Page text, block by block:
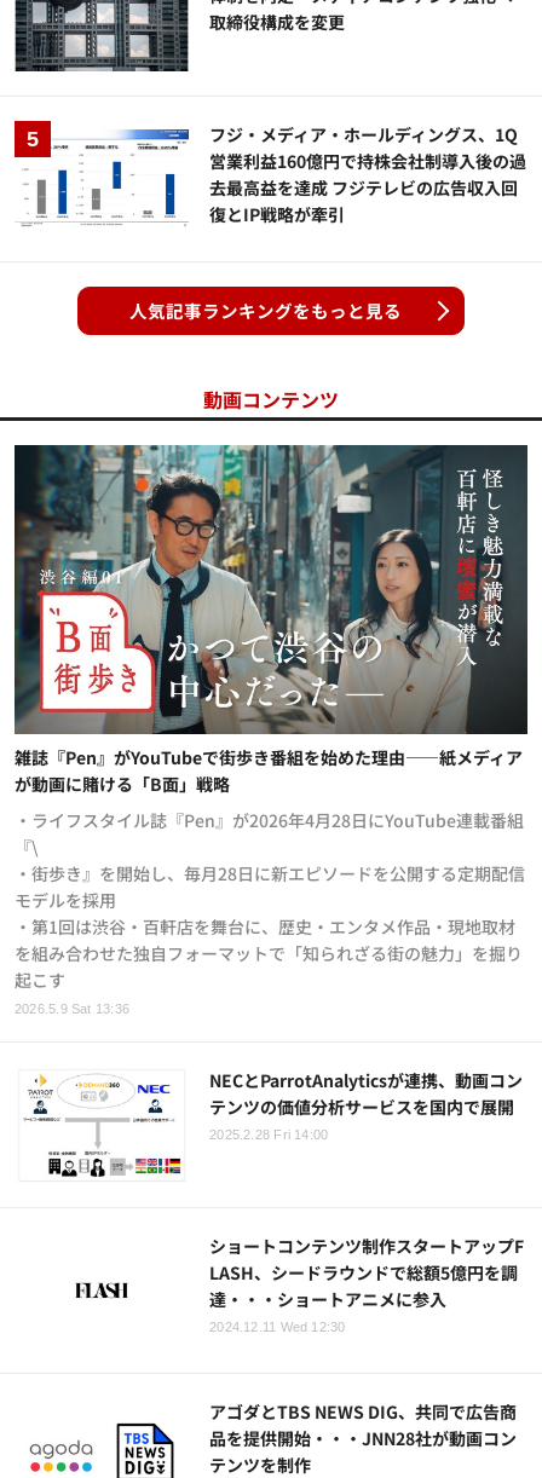
取締役構成を変更
フジ・メディア・ホールディングス、1Q
営業利益160億円で持株会社制導入後の過
去最高益を達成 フジテレビの広告収入回
復とIP戦略が牽引
人気記事ランキングをもっと見る
動画コンテンツ
2026.5.9 Sat 13:36
雑誌『Pen』がYouTubeで街歩き番組を始めた理由——紙メディア
が動画に賭ける「B面」戦略
・ライフスタイル誌『Pen』が2026年4月28日にYouTube連載番組
『\
・街歩き』を開始し、毎月28日に新エピソードを公開する定期配信
モデルを採用
・第1回は渋谷・百軒店を舞台に、歴史・エンタメ作品・現地取材
を組み合わせた独自フォーマットで「知られざる街の魅力」を掘り
起こす
NECとParrotAnalyticsが連携、動画コン
テンツの価値分析サービスを国内で展開
2025.2.28 Fri 14:00
ショートコンテンツ制作スタートアップF
LASH、シードラウンドで総額5億円を調
達・・・ショートアニメに参入
2024.12.11 Wed 12:30
アゴダとTBS NEWS DIG、共同で広告商
品を提供開始・・・JNN28社が動画コン
テンツを制作